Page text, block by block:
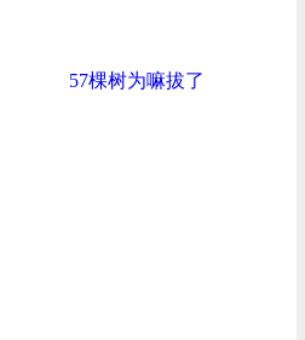
57棵树为嘛拔了